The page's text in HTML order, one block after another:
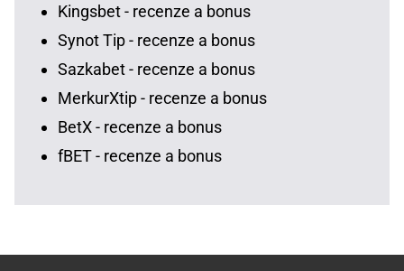
Kingsbet - recenze a bonus
Synot Tip - recenze a bonus
Sazkabet - recenze a bonus
MerkurXtip - recenze a bonus
BetX - recenze a bonus
fBET - recenze a bonus